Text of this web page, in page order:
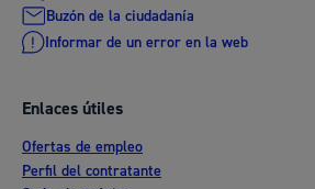
Buzón de la ciudadanía
Informar de un error en la web
Enlaces útiles
Ofertas de empleo
Perfil del contratante